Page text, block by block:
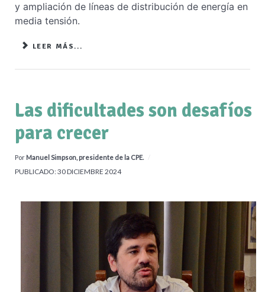
y ampliación de líneas de distribución de energía en
media tensión.
LEER MÁS...
Las dificultades son desafíos
para crecer
Por Manuel Simpson, presidente de la CPE.
PUBLICADO: 30 DICIEMBRE 2024